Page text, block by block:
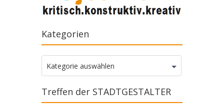
Kategorien
Kategorien
Kategorie auswählen
Treffen der STADTGESTALTER